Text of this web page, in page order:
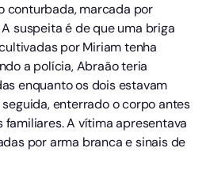
conturbada, marcada por
suspeita é de que uma briga
por Miriam tenha
a polícia, Abraão teria
enquanto os dois estavam
enterrado o corpo antes
A vítima apresentava
por arma branca e sinais de